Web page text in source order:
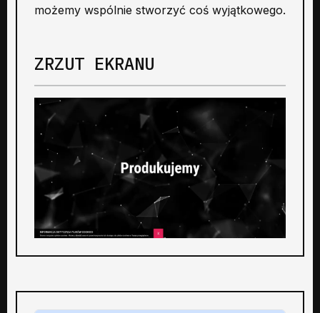
możemy wspólnie stworzyć coś wyjątkowego.
ZRZUT EKRANU